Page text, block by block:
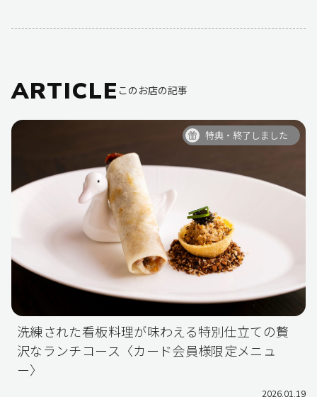
ARTICLE このお店の記事
特典・終了しました
洗練された看板料理が味わえる特別仕立ての贅
沢なランチコース〈カード会員様限定メニュ
ー〉
2026.01.19